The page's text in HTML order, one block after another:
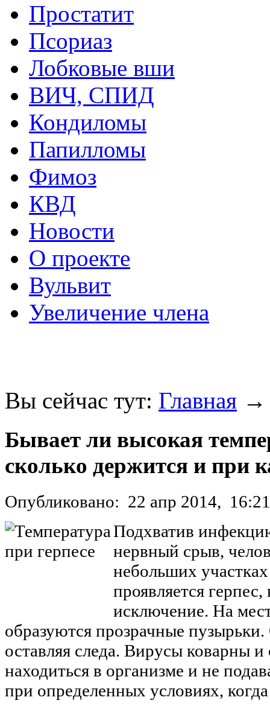
Простатит
Псориаз
Лобковые вши
ВИЧ, СПИД
Кондиломы
Папилломы
Фимоз
КВД
Новости
О проекте
Вульвит
Увеличение члена
Вы сейчас тут: Главная
Бывает ли высокая
сколько держится и при
Опубликовано: 22 апр 2014, 16:21
Подхватив
нервный срыв,
небольших
проявляется
исключение. На
образуются прозрачные
оставляя следа. Вирусы коварны
находиться в организме и не
при определенных условиях,